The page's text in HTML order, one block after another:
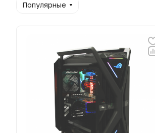
Популярные